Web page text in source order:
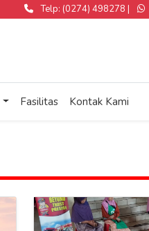
Telp: (0274) 498278 |
Fasilitas Kontak Kami